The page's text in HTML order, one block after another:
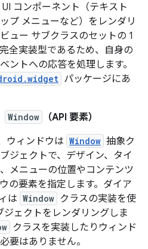
コンポーネント（テキスト
プ メニューなど）をレンダリ
ュー サブクラスのセットの 1
全実装型であるため、自身の
ントへの応答を処理します。
パッケージにあ
Window
（API 要素）
ウィンドウは Window 抽象ク
ジェクトで、デザイン、タイ
メニューの位置やコンテンツ
の要素を指定します。ダイア
は Window クラスの実装を使
ジェクトをレンダリングしま
クラスを実装したりウィンド
要はありません。